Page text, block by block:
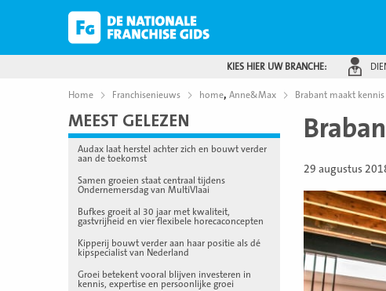
KIES HIER UW BRANCHE:
Home Franchisenieuws home, Anne&Max Brabant maakt
MEEST GELEZEN
Audax laat herstel achter zich en bouwt verder
aan de toekomst
Samen groeien staat centraal tijdens
Ondernemersdag van MultiVlaai
Bufkes groeit al 30 jaar met kwaliteit,
gastvrijheid en vier flexibele horecaconcepten
Kipperij bouwt verder aan haar positie als dé
kipspecialist van Nederland
Groei betekent vooral blijven investeren in
kennis, expertise en persoonlijke groei
29 augustus